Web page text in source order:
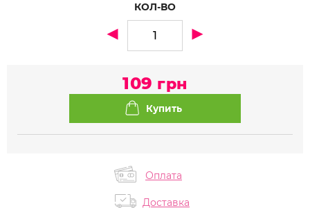
КОЛ-ВО
109 грн
Оплата
Доставка